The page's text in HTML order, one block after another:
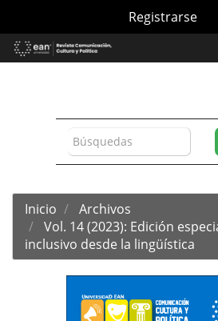
Contenido
principal
Registrarse
Inicio
Archivos
Vol. 14 (2023): Edición
inclusivo desde la lingüística